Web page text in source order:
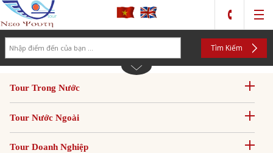
Tìm Kiếm
Tour Trong Nước
Tour Nước Ngoài
Tour Doanh Nghiệp